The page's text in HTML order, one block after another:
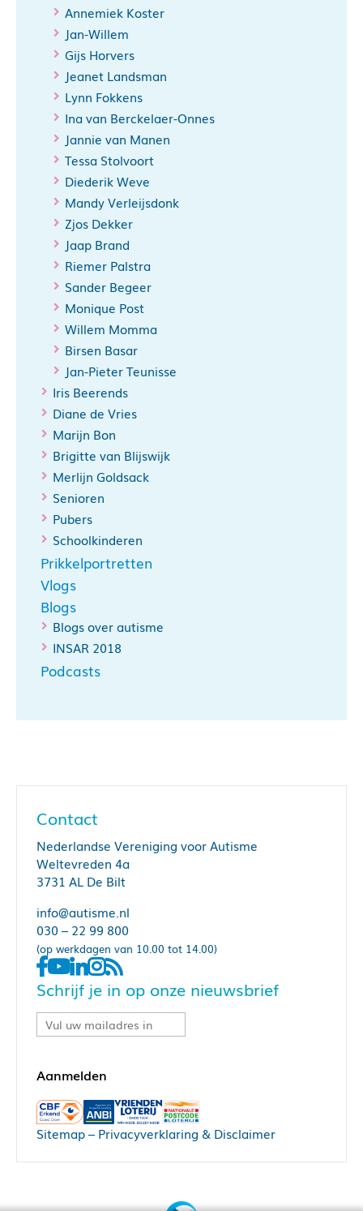
Annemiek Koster
Jan-Willem
Gijs Horvers
Jeanet Landsman
Lynn Fokkens
Ina van Berckelaer-Onnes
Jannie van Manen
Tessa Stolvoort
Diederik Weve
Mandy Verleijsdonk
Zjos Dekker
Jaap Brand
Riemer Palstra
Sander Begeer
Monique Post
Willem Momma
Birsen Basar
Jan-Pieter Teunisse
Iris Beerends
Diane de Vries
Marijn Bon
Brigitte van Blijswijk
Merlijn Goldsack
Senioren
Pubers
Schoolkinderen
Prikkelportretten
Vlogs
Blogs
Blogs over autisme
INSAR 2018
Podcasts
Contact
Nederlandse Vereniging voor Autisme
Weltevreden 4a
3731 AL De Bilt
info@autisme.nl
030 – 22 99 800
(op werkdagen van 10.00 tot 14.00)
Schrijf je in op onze nieuwsbrief
Sitemap– Privacyverklaring & Disclaimer